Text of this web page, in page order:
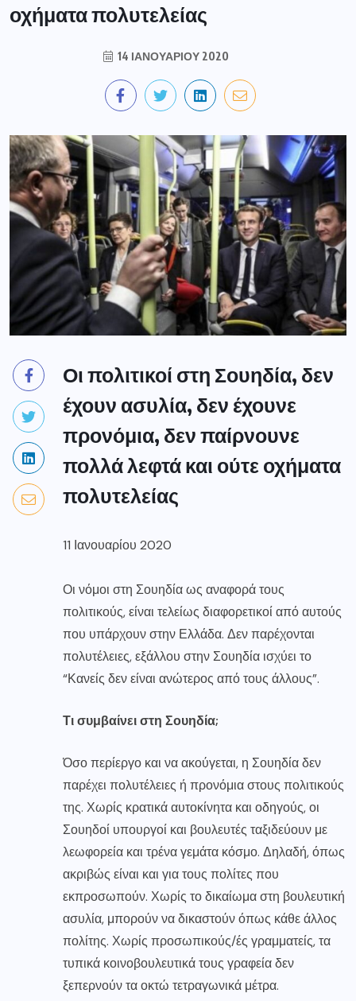
οχήματα πολυτελείας
14 ΙΑΝΟΥΑΡΊΟΥ 2020
Οι πολιτικοί στη Σουηδία, δεν
έχουν ασυλία, δεν έχουνε
προνόμια, δεν παίρνουνε
πολλά λεφτά και ούτε οχήματα
πολυτελείας
11 Ιανουαρίου 2020
Οι νόμοι στη Σουηδία ως αναφορά τους
πολιτικούς, είναι τελείως διαφορετικοί από αυτούς
που υπάρχουν στην Ελλάδα. Δεν παρέχονται
πολυτέλειες, εξάλλου στην Σουηδία ισχύει το
“Κανείς δεν είναι ανώτερος από τους άλλους”.
Τι συμβαίνει στη Σουηδία;
Όσο περίεργο και να ακούγεται, η Σουηδία δεν
παρέχει πολυτέλειες ή προνόμια στους πολιτικούς
της. Χωρίς κρατικά αυτοκίνητα και οδηγούς, οι
Σουηδοί υπουργοί και βουλευτές ταξιδεύουν με
λεωφορεία και τρένα γεμάτα κόσμο. Δηλαδή, όπως
ακριβώς είναι και για τους πολίτες που
εκπροσωπούν. Χωρίς το δικαίωμα στη βουλευτική
ασυλία, μπορούν να δικαστούν όπως κάθε άλλος
πολίτης. Χωρίς προσωπικούς/ές γραμματείς, τα
τυπικά κοινοβουλευτικά τους γραφεία δεν
ξεπερνούν τα οκτώ τετραγωνικά μέτρα.